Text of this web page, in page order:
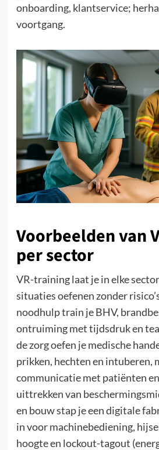
onboarding, klantservice;
voortgang.
Voorbeelden van
per sector
VR-training laat je in elke
situaties oefenen zonder
noodhulp train je BHV,
ontruiming met tijdsdruk en
de zorg oefen je medische
prikken, hechten en intuberen,
communicatie met patiënten
uittrekken van
en bouw stap je een digitale
in voor machinebediening,
hoogte en lockout-tagout